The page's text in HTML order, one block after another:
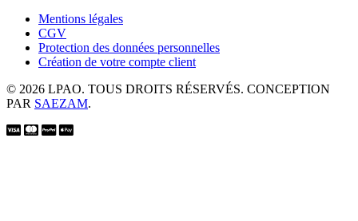
Mentions légales
CGV
Protection des données personnelles
Création de votre compte client
© 2026 LPAO. TOUS DROITS RÉSERVÉS. CONCEPTION
PAR SAEZAM.